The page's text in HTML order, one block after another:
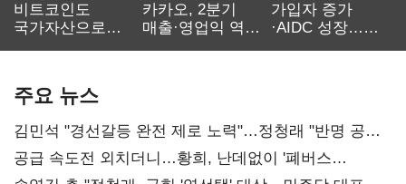
비트코인도
국가자산으로…'
카카오, 2분기
매출·영업익 역대
가입자 증가
·AIDC 성장…
주요 뉴스
김민석 "경선갈등 완전 제로 노력"…정청래 "반명 공세
사과부터"
공급 속도전 외치더니…황희, 난데없이 '폐버스